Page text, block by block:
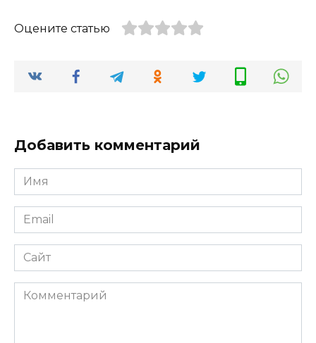
Оцените статью
Добавить комментарий
Имя
*
Email
*
Сайт
Комментарий